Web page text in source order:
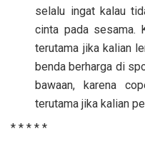
selalu ingat kalau
cinta pada sesama.
terutama jika kalian
benda berharga di
bawaan, karena
terutama jika kalian
* * * * *